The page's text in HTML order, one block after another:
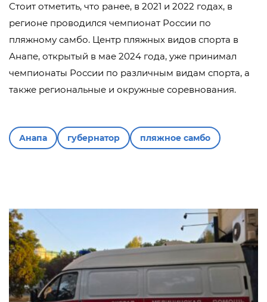
Стоит отметить, что ранее, в 2021 и 2022 годах, в
регионе проводился чемпионат России по
пляжному самбо. Центр пляжных видов спорта в
Анапе, открытый в мае 2024 года, уже принимал
чемпионаты России по различным видам спорта, а
также региональные и окружные соревнования.
Анапа губернатор пляжное самбо